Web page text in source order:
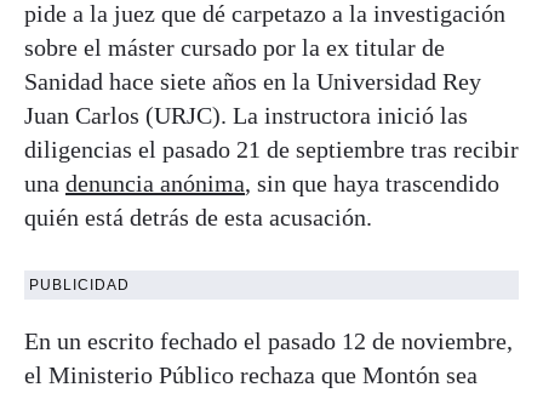
pide a la juez que dé carpetazo a la investigación
sobre el máster cursado por la ex titular de
Sanidad hace siete años en la Universidad Rey
Juan Carlos (URJC). La instructora inició las
diligencias el pasado 21 de septiembre tras recibir
una denuncia anónima, sin que haya trascendido
quién está detrás de esta acusación.
PUBLICIDAD
En un escrito fechado el pasado 12 de noviembre,
el Ministerio Público rechaza que Montón sea